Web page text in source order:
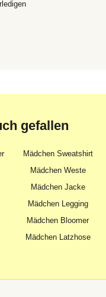
gefallen
Mädchen Sweatshirt
Mädchen Weste
Mädchen Jacke
Mädchen Legging
Mädchen Bloomer
Mädchen Latzhose